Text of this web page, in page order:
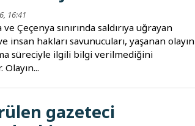
16:41
Çeçenya sınırında saldırıya uğrayan
insan hakları savunucuları, yaşanan olayın
süreciyle ilgili bilgi verilmediğini
Olayın...
gazeteci